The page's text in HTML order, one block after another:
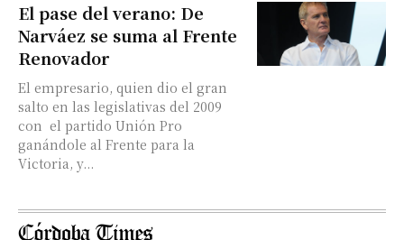
El pase del verano: De
Narváez se suma al Frente
Renovador
El empresario, quien dio el gran
salto en las legislativas del 2009
con el partido Unión Pro
ganándole al Frente para la
Victoria, y...